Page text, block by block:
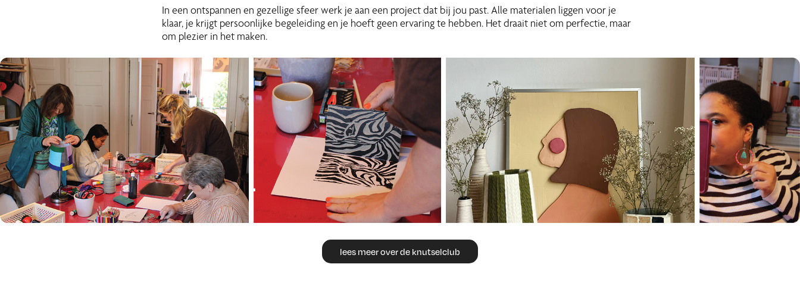
In een ontspannen en gezellige sfeer werk je aan een project dat bij jou past. Alle materialen liggen voor je
klaar, je krijgt persoonlijke begeleiding en je hoeft geen ervaring te hebben. Het draait niet om perfectie, maar
om plezier in het maken.
lees meer over de knutselclub